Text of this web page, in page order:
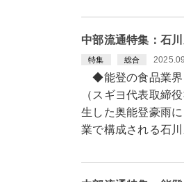
中部流通特集：石
特集 総合
◆能登の食品業界
（スギヨ代表取締
生した奥能登豪雨
業で構成される石